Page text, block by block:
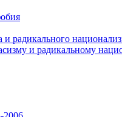
и радикального
и радикальному